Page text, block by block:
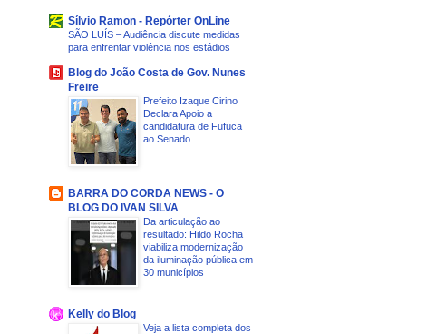
Sílvio Ramon - Repórter OnLine
SÃO LUÍS – Audiência discute medidas
para enfrentar violência nos estádios
Blog do João Costa de Gov. Nunes
Freire
Prefeito Izaque Cirino
Declara Apoio a
candidatura de Fufuca
ao Senado
BARRA DO CORDA NEWS - O
BLOG DO IVAN SILVA
Da articulação ao
resultado: Hildo Rocha
viabiliza modernização
da iluminação pública em
30 municípios
Kelly do Blog
Veja a lista completa dos